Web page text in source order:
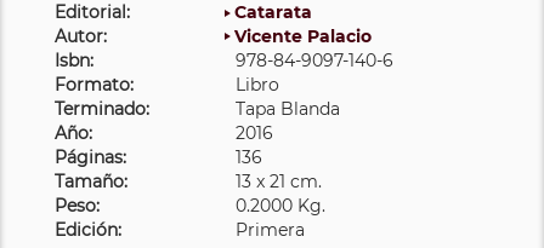
Editorial:
Catarata
Autor:
Vicente Palacio
Isbn:
978-84-9097-140-6
Formato:
Libro
Terminado:
Tapa Blanda
Año:
2016
Páginas:
136
Tamaño:
13 x 21 cm.
Peso:
0.2000 Kg.
Edición:
Primera